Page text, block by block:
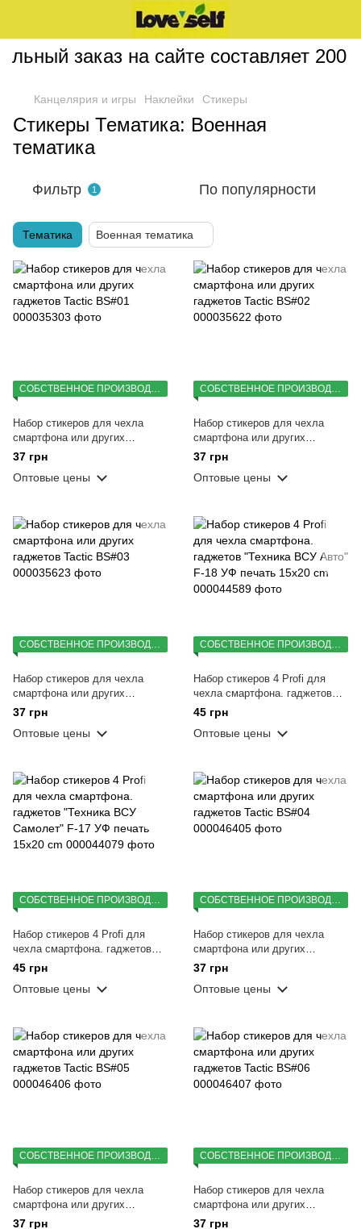
заказ на сайте составляет 200 грн
Канцелярия и игры Наклейки Стикеры
Стикеры Тематика: Военная
тематика
Фильтр 1 По популярности
Тематика Военная тематика
СОБСТВЕННОЕ ПРОИЗВОДСТВО
Набор стикеров для чехла
смартфона или других
гаджетов Tactic BS#01
37 грн
Оптовые цены
СОБСТВЕННОЕ ПРОИЗВОДСТВО
Набор стикеров для чехла
смартфона или других
гаджетов Tactic BS#02
37 грн
Оптовые цены
СОБСТВЕННОЕ ПРОИЗВОДСТВО
Набор стикеров для чехла
смартфона или других
гаджетов Tactic BS#03
37 грн
Оптовые цены
СОБСТВЕННОЕ ПРОИЗВОДСТВО
Набор стикеров 4 Profi для
чехла смартфона. гаджетов
"Техника ВСУ Авто" F-18 УФ
печать 15x20 cm
45 грн
Оптовые цены
СОБСТВЕННОЕ ПРОИЗВОДСТВО
Набор стикеров 4 Profi для
чехла смартфона. гаджетов
"Техника ВСУ Самолет" F-17
УФ печать 15x20 cm
45 грн
Оптовые цены
СОБСТВЕННОЕ ПРОИЗВОДСТВО
Набор стикеров для чехла
смартфона или других
гаджетов Tactic BS#04
37 грн
Оптовые цены
СОБСТВЕННОЕ ПРОИЗВОДСТВО
Набор стикеров для чехла
смартфона или других
гаджетов Tactic BS#05
37 грн
СОБСТВЕННОЕ ПРОИЗВОДСТВО
Набор стикеров для чехла
смартфона или других
гаджетов Tactic BS#06
37 грн